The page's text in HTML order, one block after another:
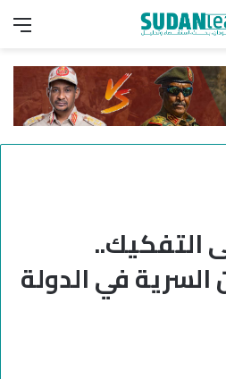
التفكيك..
في الدولة